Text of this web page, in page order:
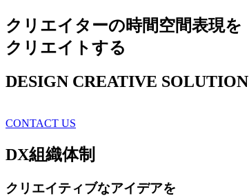
クリエイターの時間空間表現を
クリエイトする
DESIGN CREATIVE SOLUTION
CONTACT US
DX組織体制
クリエイティブなアイデアを